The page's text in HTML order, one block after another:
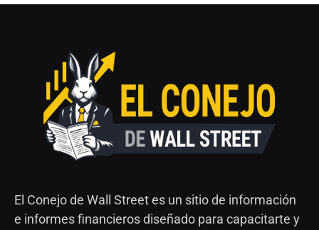
El Conejo de Wall Street es un sitio de información
e informes financieros diseñado para capacitarte y